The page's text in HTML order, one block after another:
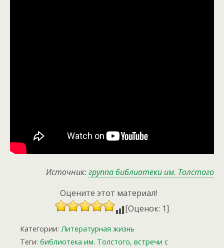
Источник:группа библиотеки им. Толстого
Оцените этот материал!
[Оценок: 1]
Категории: Литературная жизнь
Теги: библиотека им. Толстого, встречи с